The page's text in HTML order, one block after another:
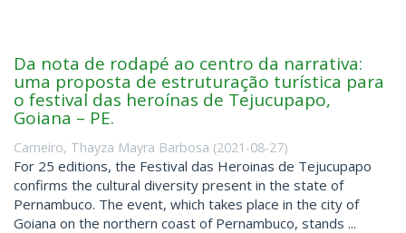
Da nota de rodapé ao centro da narrativa:
uma proposta de estruturação turística para
o festival das heroínas de Tejucupapo,
Goiana – PE.
Carneiro, Thayza Mayra Barbosa (2021-08-27)
For 25 editions, the Festival das Heroinas de Tejucupapo
confirms the cultural diversity present in the state of
Pernambuco. The event, which takes place in the city of
Goiana on the northern coast of Pernambuco, stands ...